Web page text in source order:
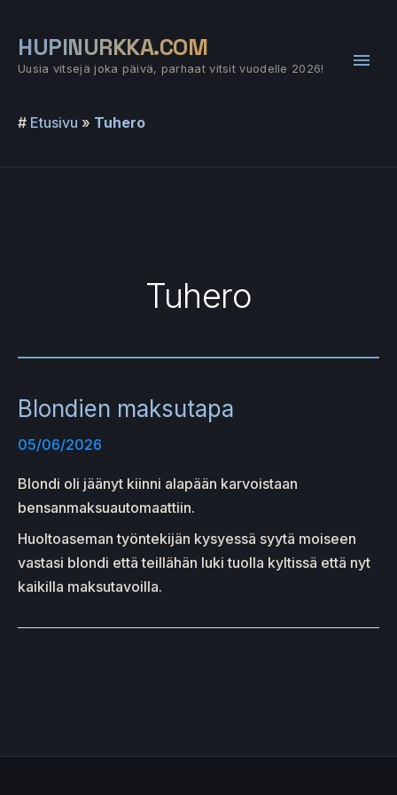
sisältöön
HUPINURKKA.COM
Uusia vitsejä joka päivä, parhaat vitsit vuodelle 2026!
# Etusivu » Tuhero
Tuhero
Blondien maksutapa
05/06/2026
Blondi oli jäänyt kiinni alapään karvoistaan
bensanmaksuautomaattiin.
Huoltoaseman työntekijän kysyessä syytä moiseen
vastasi blondi että teillähän luki tuolla kyltissä että nyt
kaikilla maksutavoilla.